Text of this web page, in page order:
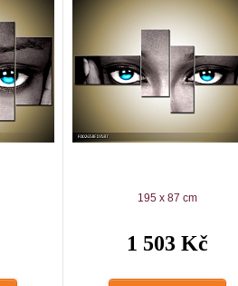
195 x 87 cm
1 503 Kč